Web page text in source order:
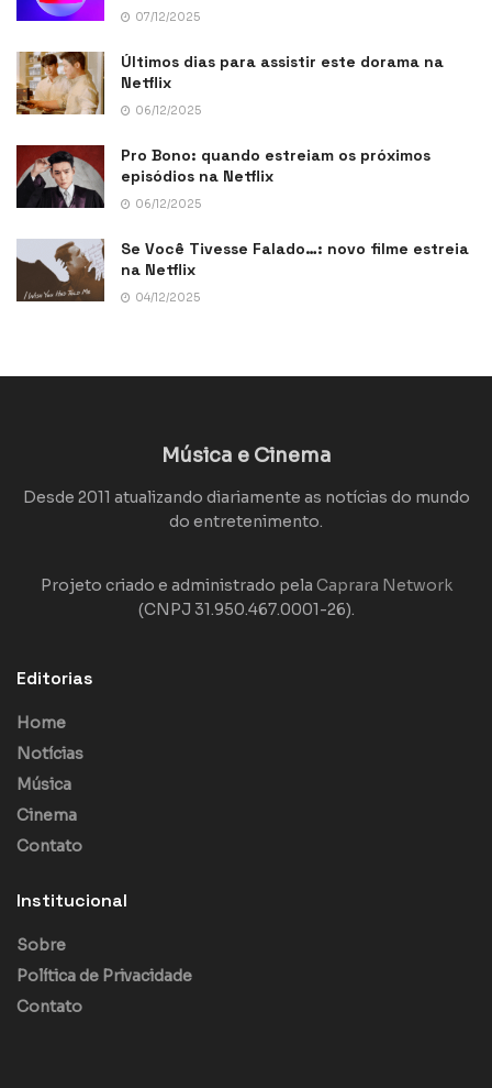
07/12/2025
Últimos dias para assistir este dorama na
Netflix
06/12/2025
Pro Bono: quando estreiam os próximos
episódios na Netflix
06/12/2025
Se Você Tivesse Falado…: novo filme estreia
na Netflix
04/12/2025
Música e Cinema
Desde 2011 atualizando diariamente as notícias do mundo
do entretenimento.
Projeto criado e administrado pela Caprara Network
(CNPJ 31.950.467.0001-26).
Editorias
Home
Notícias
Música
Cinema
Contato
Institucional
Sobre
Política de Privacidade
Contato